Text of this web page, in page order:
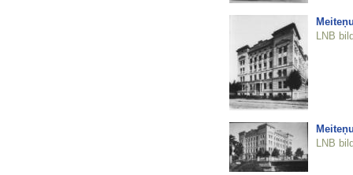
LNB
LNB